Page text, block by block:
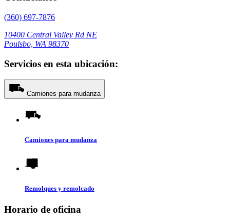
(360) 697-7876
10400 Central Valley Rd NE
Poulsbo, WA 98370
Servicios en esta ubicación:
Camiones para mudanza
Camiones para mudanza
Remolques y remolcado
Horario de oficina